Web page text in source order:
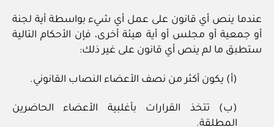
عندما ينص أي قانون على عمل أي شيء بواسطة أية لجنة
أو جمعية أو مجلس أو أية هيئة أخرى، فإن الأحكام التالية
ستطبق ما لم ينص أي قانون على غير ذلك:
(أ) يكون أكثر من نصف الأعضاء النصاب القانوني.
(ب) تتخذ القرارات بأغلبية الأعضاء الحاضرين
المطلقة.